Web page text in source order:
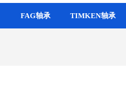
FAG轴承 TIMKEN轴承